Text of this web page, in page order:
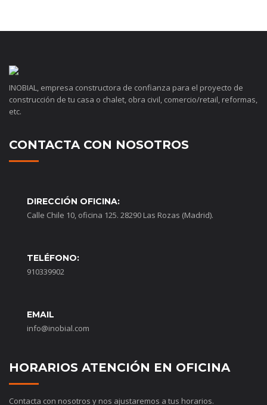
INOBIAL, empresa constructora de confianza para el proyecto de
construcción de tu casa o chalet, obra civil, comercio/retail, reformas,
etc.
CONTACTA CON NOSOTROS
DIRECCIÓN OFICINA:
Calle Chile 10, oficina 125. 28290 Las Rozas (Madrid).
TELÉFONO:
910339902
EMAIL
info@inobial.com
HORARIOS ATENCIÓN EN OFICINA
Contacta con nosotros y nos ajustaremos a tus horarios.